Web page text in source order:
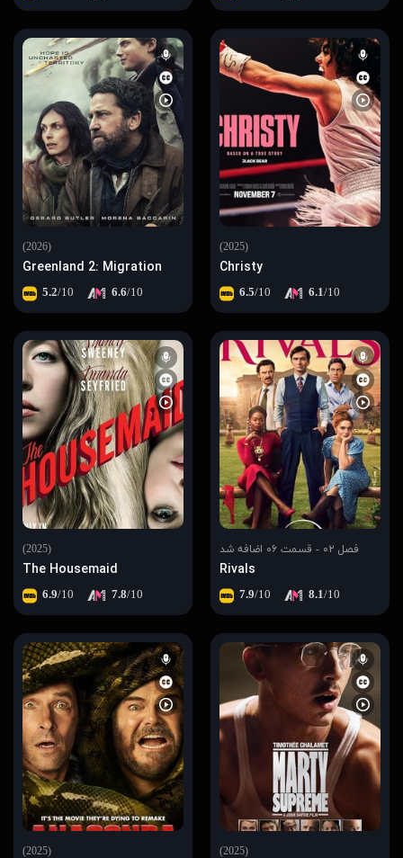
(2025)
Christy
6.5/10 6.1/10
(2026)
Greenland 2: Migration
5.2/10 6.6/10
فصل ۰۲ - قسمت ۰۶ اضافه شد
Rivals
7.9/10 8.1/10
(2025)
The Housemaid
6.9/10 7.8/10
(2025)
(2025)